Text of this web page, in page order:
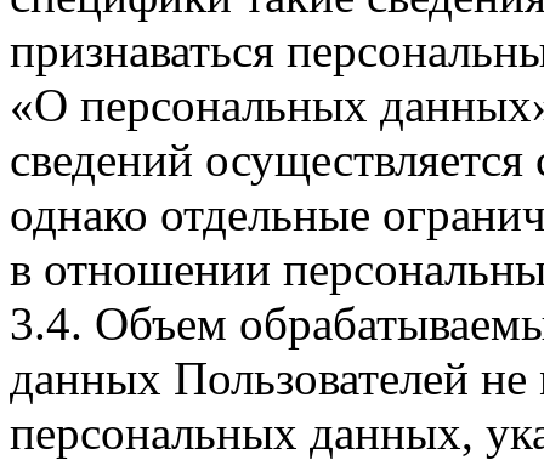
признаваться
«О персональных
сведений
однако отдельные
в отношении
3.4. Объем
данных Пользователей
персональных данных,